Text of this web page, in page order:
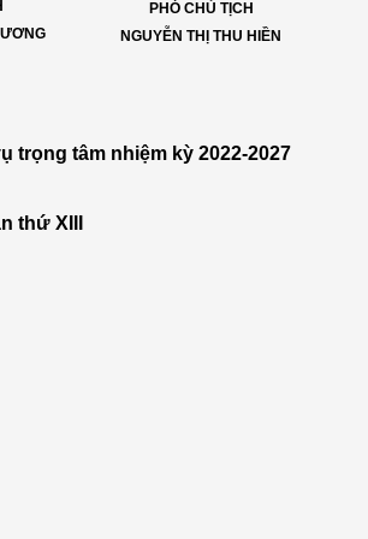
PHÓ CHỦ TỊCH
NGUYỄN THỊ THU HIỀN
trọng tâm nhiệm kỳ 2022-2027
thứ XIII